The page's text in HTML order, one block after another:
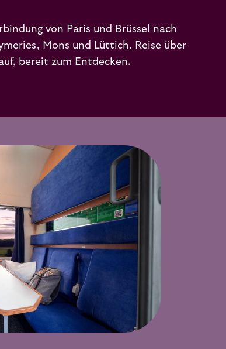
von Paris und Brüssel nach
Mons und Lüttich. Reise über
bereit zum Entdecken.